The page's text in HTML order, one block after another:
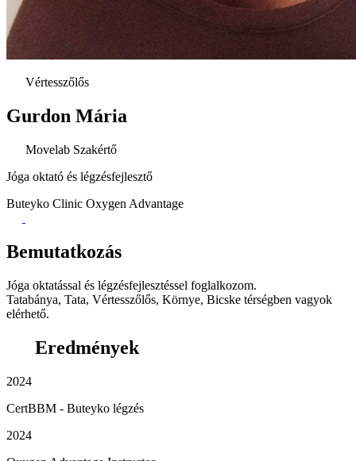
Vértesszőlős
Gurdon Mária
Movelab Szakértő
Jóga oktató és légzésfejlesztő
Buteyko Clinic Oxygen Advantage
Bemutatkozás
Jóga oktatással és légzésfejlesztéssel foglalkozom.
Tatabánya, Tata, Vértesszőlős, Környe, Bicske térségben vagyok
elérhető.
Eredmények
2024
CertBBM - Buteyko légzés
2024